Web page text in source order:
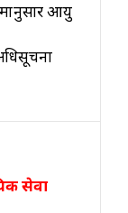
आयु
सेवा